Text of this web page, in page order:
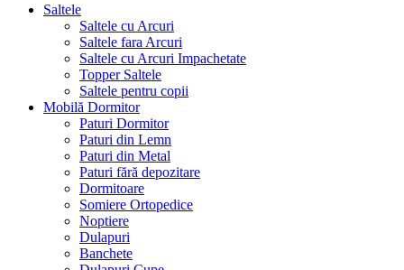
Saltele
Saltele cu Arcuri
Saltele fara Arcuri
Saltele cu Arcuri Impachetate
Topper Saltele
Saltele pentru copii
Mobilă Dormitor
Paturi Dormitor
Paturi din Lemn
Paturi din Metal
Paturi fără depozitare
Dormitoare
Somiere Ortopedice
Noptiere
Dulapuri
Banchete